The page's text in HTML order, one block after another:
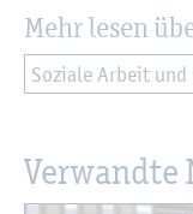
Mehr lesen
So­zia­le Ar­beit
Ver­wand­te